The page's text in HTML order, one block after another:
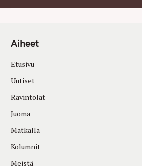
Aiheet
Etusivu
Uutiset
Ravintolat
Juoma
Matkalla
Kolumnit
Meistä